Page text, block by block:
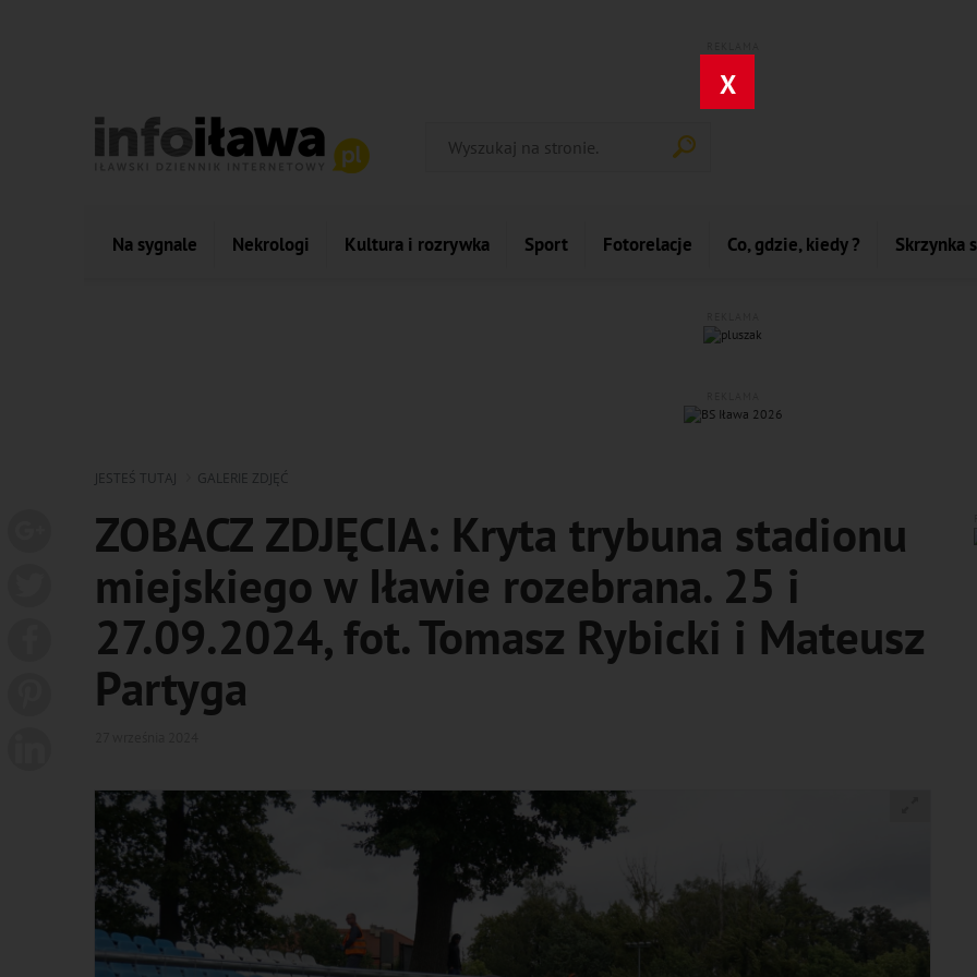
X
Na sygnale Nekrologi Kultura i rozrywka Sport Fotorelacje Co, gdzie, kiedy ? Skrzynka
JESTEŚ TUTAJ GALERIE ZDJĘĆ
ZOBACZ ZDJĘCIA: Kryta trybuna stadionu
miejskiego w Iławie rozebrana. 25 i
27.09.2024, fot. Tomasz Rybicki i Mateusz
Partyga